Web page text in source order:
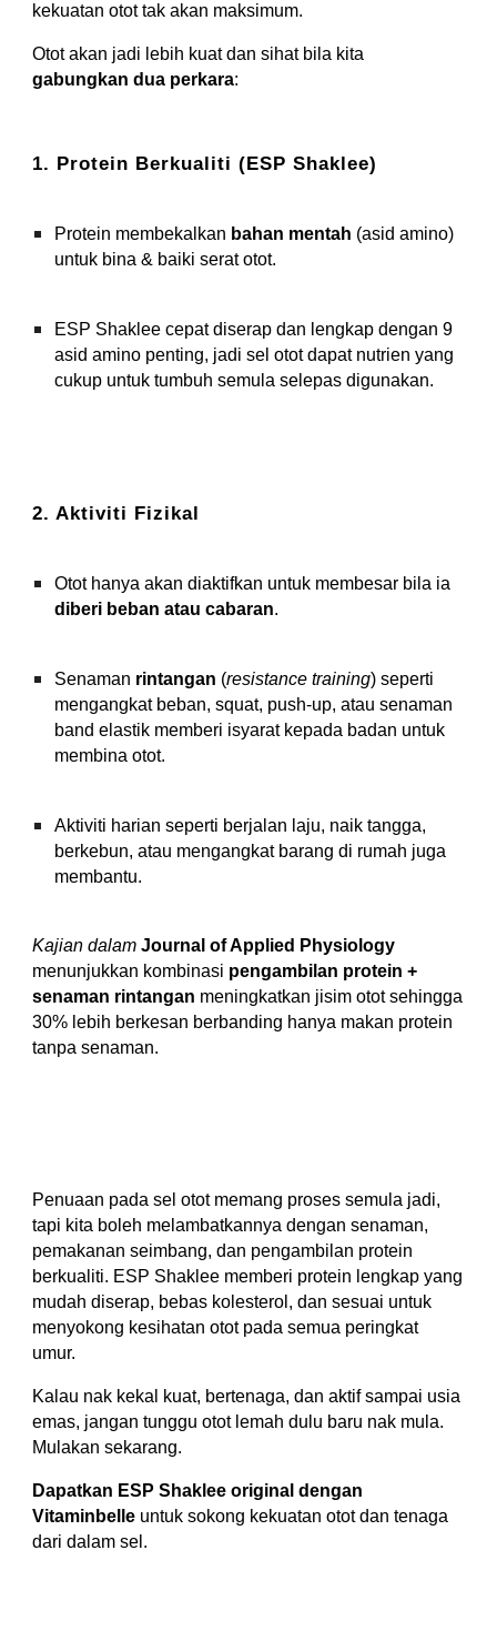
kekuatan otot tak akan maksimum.
Otot akan jadi lebih kuat dan sihat bila kita
gabungkan dua perkara:
1. Protein Berkualiti (ESP Shaklee)
Protein membekalkan bahan mentah (asid amino)
untuk bina & baiki serat otot.
ESP Shaklee cepat diserap dan lengkap dengan 9
asid amino penting, jadi sel otot dapat nutrien yang
cukup untuk tumbuh semula selepas digunakan.
2. Aktiviti Fizikal
Otot hanya akan diaktifkan untuk membesar bila ia
diberi beban atau cabaran.
Senaman rintangan (resistance training) seperti
mengangkat beban, squat, push-up, atau senaman
band elastik memberi isyarat kepada badan untuk
membina otot.
Aktiviti harian seperti berjalan laju, naik tangga,
berkebun, atau mengangkat barang di rumah juga
membantu.
Kajian dalam Journal of Applied Physiology
menunjukkan kombinasi pengambilan protein +
senaman rintangan meningkatkan jisim otot sehingga
30% lebih berkesan berbanding hanya makan protein
tanpa senaman.
Penuaan pada sel otot memang proses semula jadi,
tapi kita boleh melambatkannya dengan senaman,
pemakanan seimbang, dan pengambilan protein
berkualiti. ESP Shaklee memberi protein lengkap yang
mudah diserap, bebas kolesterol, dan sesuai untuk
menyokong kesihatan otot pada semua peringkat
umur.
Kalau nak kekal kuat, bertenaga, dan aktif sampai usia
emas, jangan tunggu otot lemah dulu baru nak mula.
Mulakan sekarang.
Dapatkan ESP Shaklee original dengan
Vitaminbelle untuk sokong kekuatan otot dan tenaga
dari dalam sel.